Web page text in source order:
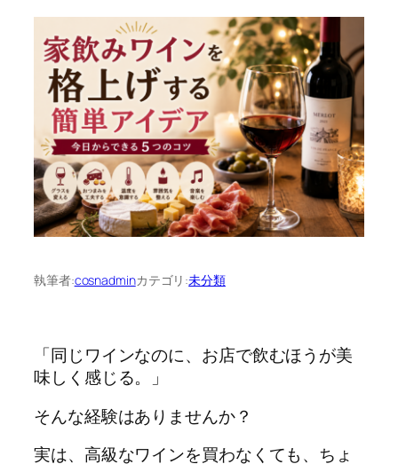
執筆者:cosnadminカテゴリ:未分類
「同じワインなのに、お店で飲むほうが美
味しく感じる。」
そんな経験はありませんか？
実は、高級なワインを買わなくても、ちょ